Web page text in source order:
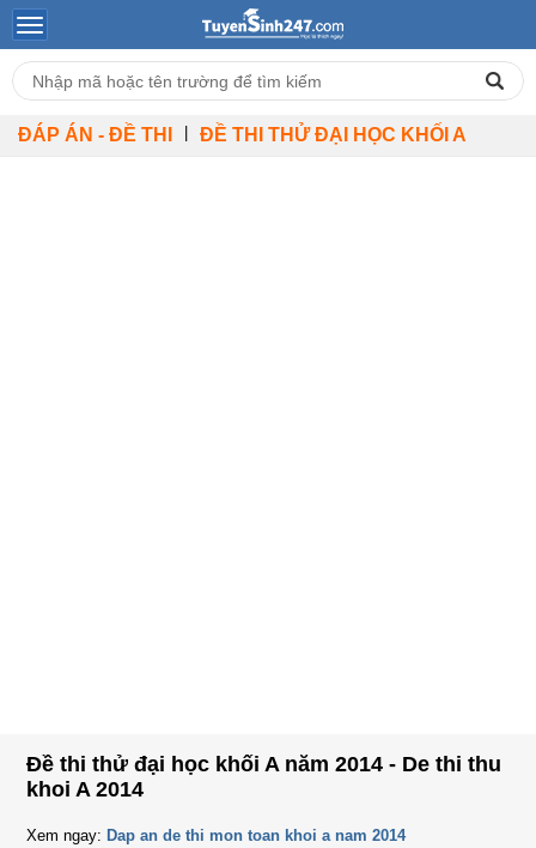
ĐÁP ÁN - ĐỀ THI ĐỀ THI THỬ ĐẠI HỌC KHỐI A
Đề thi thử đại học khối A năm 2014 - De thi thu
khoi A 2014
Xem ngay: Dap an de thi mon toan khoi a nam 2014